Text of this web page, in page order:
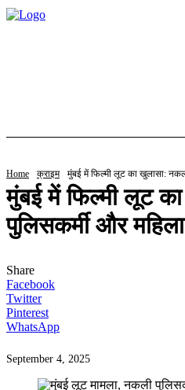
Home क्राइम मुंबई में फिल्मी लूट का खुलासा:
मुंबई में फिल्मी लूट
पुलिसकर्मी और
Share
Facebook
Twitter
Pinterest
WhatsApp
September 4, 2025